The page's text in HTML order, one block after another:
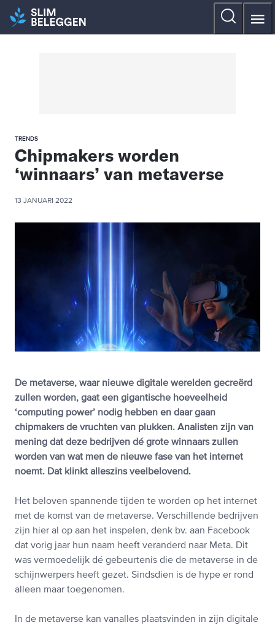
TRENDS
Chipmakers worden
‘winnaars’ van metaverse
13 JANUARI 2022
De metaverse, waar nieuwe digitale werelden gecreërd
zullen worden, gaat een gigantische hoeveelheid
‘computing power’ nodig hebben en daar gaan
chipmakers de vruchten van plukken. Analisten zijn van
mening dat deze bedrijven dé grote winnaars zullen
worden van wat men de nieuwe fase van het internet
noemt. Dat klinkt alleszins veelbelovend.
Het beloven spannende tijden te worden op het internet
met de komst van de metaverse. Verschillende bedrijven
zijn hier al op aan het inspelen, denk bv. aan Facebook
dat vorig jaar hun naam heeft veranderd naar Meta. Dit
was vermoedelijk dé gebeurtenis die de metaverse in de
schijnwerpers heeft gezet. Sindsdien is de hype er rond
alleen maar toegenomen.
In de metaverse kan vanalles plaatsvinden in zijn digitale